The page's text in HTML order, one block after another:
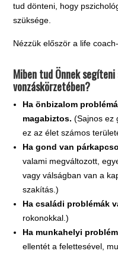
tud dönteni, hogy
szüksége.
Nézzük először a life
Miben tud Önnek
vonzáskörzetében?
Ha önbizalom
magabiztos. (Sajnos ez
ez az élet számos
Ha gond van
valami megváltozott,
vagy válságban van a
szakítás.)
Ha családi problémák
rokonokkal.)
Ha munkahelyi
ellentét a felettesével,